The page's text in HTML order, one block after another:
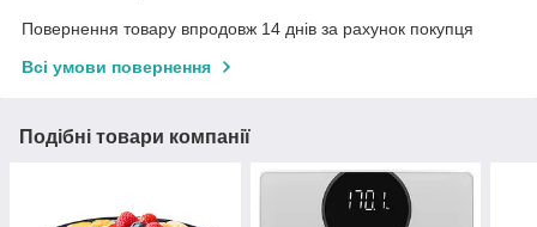
Повернення товару впродовж 14 днів за рахунок покупця
Всі умови повернення
Подібні товари компанії